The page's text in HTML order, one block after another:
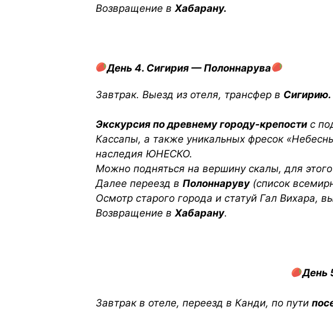
Возвращение в Хабарану.
День 4. Сигирия — Полоннарува
Завтрак. Выезд из отеля, трансфер в Сигирию.
Экскурсия по древнему городу-крепости с
Кассапы, а также уникальных фресок
наследия ЮНЕСКО.
Можно подняться на вершину скалы, для
Далее переезд в Полоннаруву(список
Осмотр старого города и статуй Гал Вихара,
Возвращение в Хабарану.
День
Завтрак в отеле, переезд в Канди, по пути